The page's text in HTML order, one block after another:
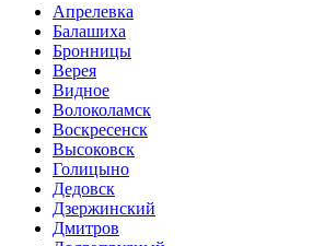
Апрелевка
Балашиха
Бронницы
Верея
Видное
Волоколамск
Воскресенск
Высоковск
Голицыно
Дедовск
Дзержинский
Дмитров